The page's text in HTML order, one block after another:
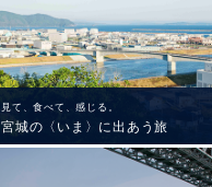
見て、食べて、感じる。
宮城の〈いま〉に出あう旅